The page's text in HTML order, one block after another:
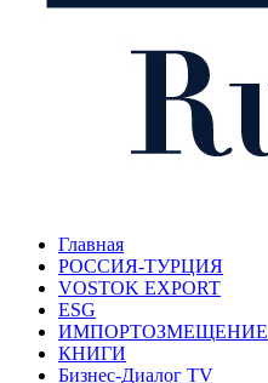
Главная
РОССИЯ-ТУРЦИЯ
VOSTOK EXPORT
ESG
ИМПОРТОЗМЕЩЕНИЕ
КНИГИ
Бизнес-Диалог TV